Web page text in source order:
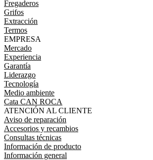
Fregaderos
Grifos
Extracción
Termos
EMPRESA
Mercado
Experiencia
Garantía
Liderazgo
Tecnología
Medio ambiente
Cata CAN ROCA
ATENCIÓN AL CLIENTE
Aviso de reparación
Accesorios y recambios
Consultas técnicas
Información de producto
Información general